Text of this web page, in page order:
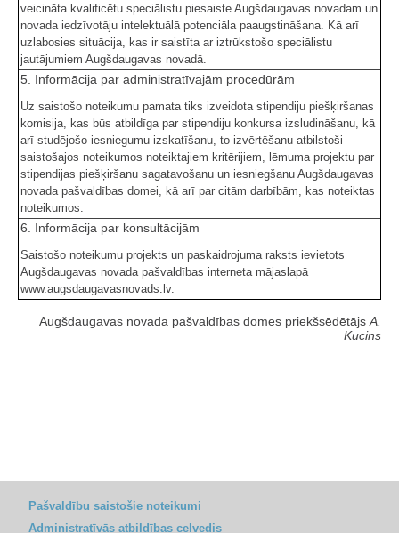
veicināta kvalificētu speciālistu piesaiste Augšdaugavas novadam un
novada iedzīvotāju intelektuālā potenciāla paaugstināšana. Kā arī
uzlabosies situācija, kas ir saistīta ar iztrūkstošo speciālistu
jautājumiem Augšdaugavas novadā.
5. Informācija par administratīvajām procedūrām
Uz saistošo noteikumu pamata tiks izveidota stipendiju piešķiršanas
komisija, kas būs atbildīga par stipendiju konkursa izsludināšanu, kā
arī studējošo iesniegumu izskatīšanu, to izvērtēšanu atbilstoši
saistošajos noteikumos noteiktajiem kritērijiem, lēmuma projektu par
stipendijas piešķiršanu sagatavošanu un iesniegšanu Augšdaugavas
novada pašvaldības domei, kā arī par citām darbībām, kas noteiktas
noteikumos.
6. Informācija par konsultācijām
Saistošo noteikumu projekts un paskaidrojuma raksts ievietots
Augšdaugavas novada pašvaldības interneta mājaslapā
www.augsdaugavasnovads.lv.
Augšdaugavas novada pašvaldības domes priekšsēdētājs A.
Kucins
Pašvaldību saistošie noteikumi
Administratīvās atbildības ceļvedis